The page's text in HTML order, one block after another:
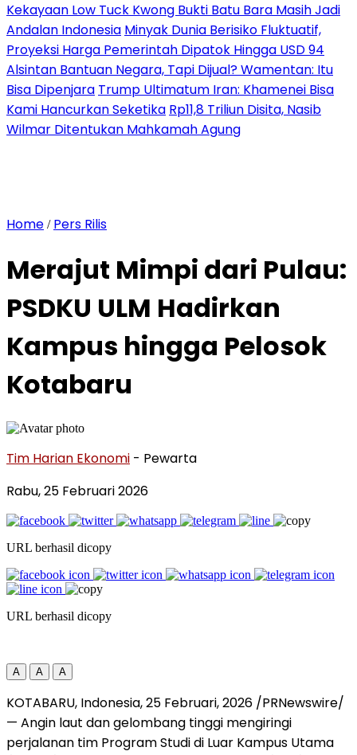
Kekayaan Low Tuck Kwong Bukti Batu Bara Masih Jadi
Andalan Indonesia Minyak Dunia Berisiko Fluktuatif,
Proyeksi Harga Pemerintah Dipatok Hingga USD 94
Alsintan Bantuan Negara, Tapi Dijual? Wamentan: Itu
Bisa Dipenjara Trump Ultimatum Iran: Khamenei Bisa
Kami Hancurkan Seketika Rp11,8 Triliun Disita, Nasib
Wilmar Ditentukan Mahkamah Agung
Home / Pers Rilis
Merajut Mimpi dari Pulau:
PSDKU ULM Hadirkan
Kampus hingga Pelosok
Kotabaru
Tim Harian Ekonomi - Pewarta
Rabu, 25 Februari 2026
URL berhasil dicopy
URL berhasil dicopy
A A A
KOTABARU, Indonesia, 25 Februari, 2026 /PRNewswire/
— Angin laut dan gelombang tinggi mengiringi
perjalanan tim Program Studi di Luar Kampus Utama